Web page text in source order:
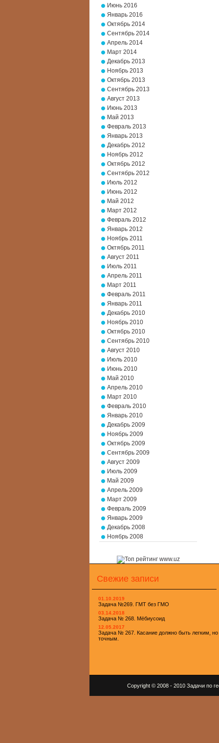
Июнь 2016
Январь 2016
Октябрь 2014
Сентябрь 2014
Апрель 2014
Март 2014
Декабрь 2013
Ноябрь 2013
Октябрь 2013
Сентябрь 2013
Август 2013
Июнь 2013
Май 2013
Февраль 2013
Январь 2013
Декабрь 2012
Ноябрь 2012
Октябрь 2012
Сентябрь 2012
Июль 2012
Июнь 2012
Май 2012
Март 2012
Февраль 2012
Январь 2012
Ноябрь 2011
Октябрь 2011
Август 2011
Июль 2011
Апрель 2011
Март 2011
Февраль 2011
Январь 2011
Декабрь 2010
Ноябрь 2010
Октябрь 2010
Сентябрь 2010
Август 2010
Июль 2010
Июнь 2010
Май 2010
Апрель 2010
Март 2010
Февраль 2010
Январь 2010
Декабрь 2009
Ноябрь 2009
Октябрь 2009
Сентябрь 2009
Август 2009
Июль 2009
Май 2009
Апрель 2009
Март 2009
Февраль 2009
Январь 2009
Декабрь 2008
Ноябрь 2008
Свежие записи
01.10.2019
Задача №269. ГМТ без ГМО
03.14.2018
Задача № 268. Мёбиусоид
12.05.2017
Задача № 267. Касание должно быть легким, но
точным.
Copyright © 2008 - 2010 Задачи по